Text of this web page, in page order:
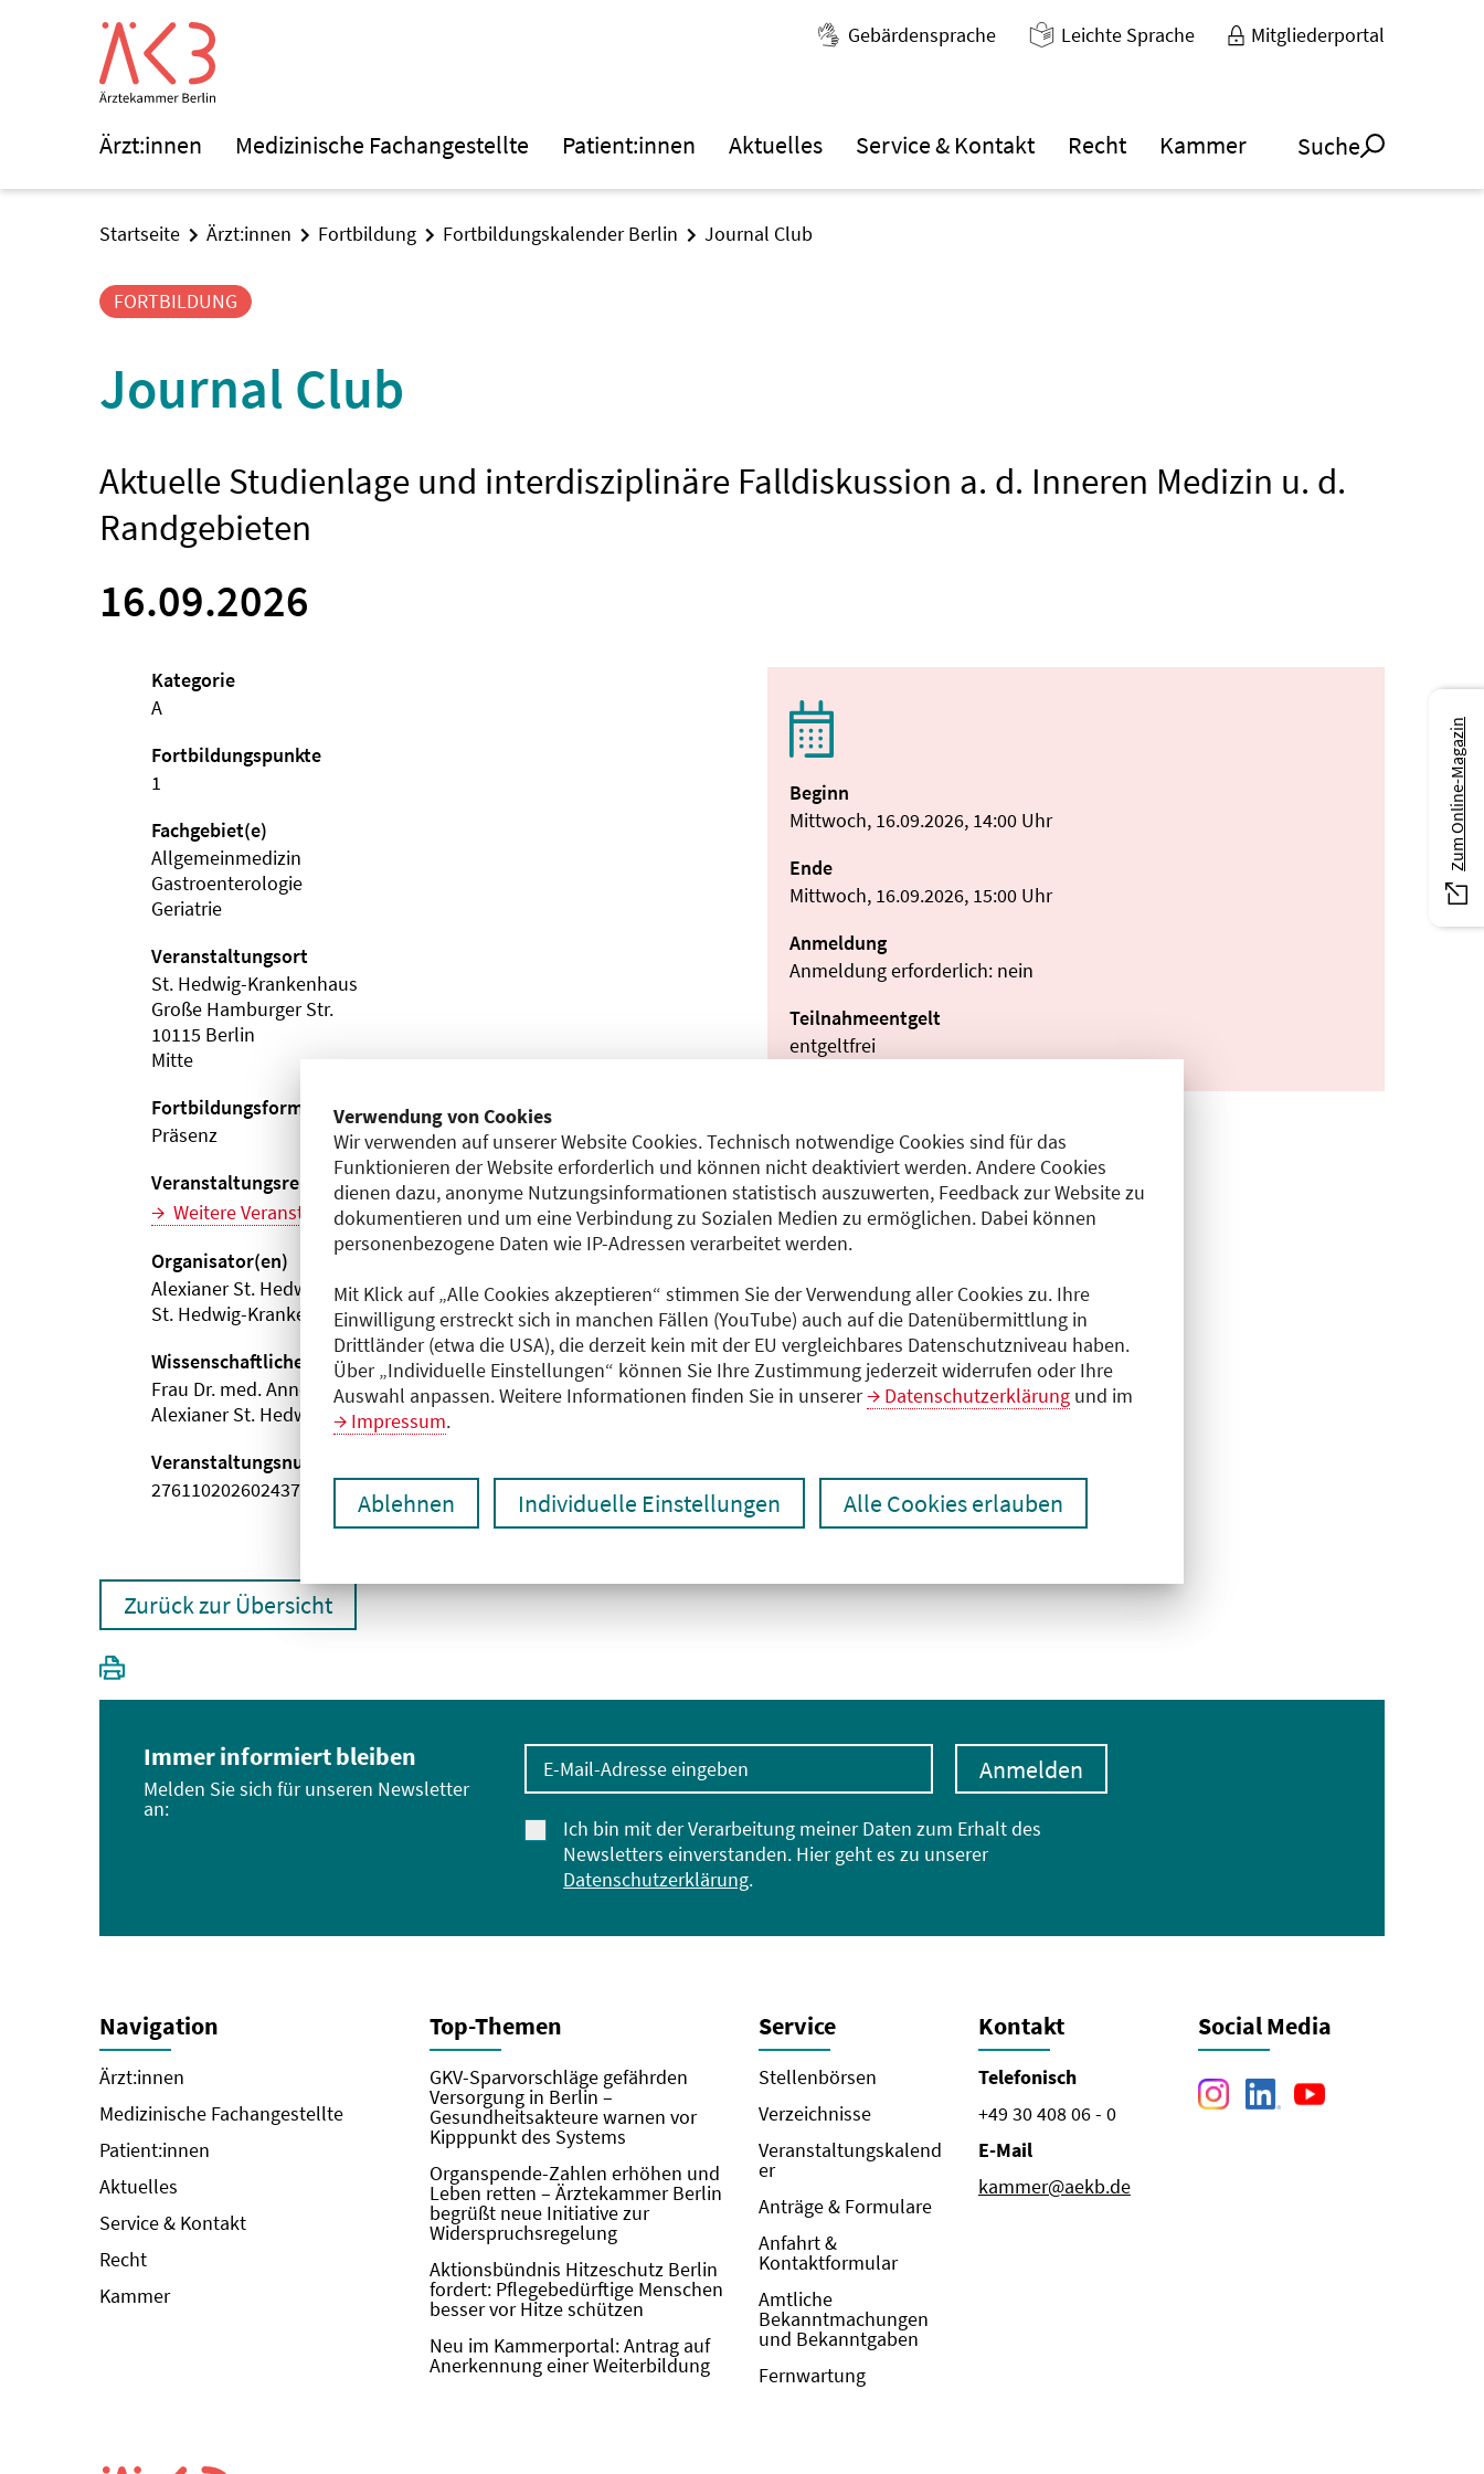
Verwendung von Cookies
Wir verwenden auf unserer Website Cookies. Technisch notwendige Cookies sind für das
Funktionieren der Website erforderlich und können nicht deaktiviert werden. Andere Cookies
dienen dazu, anonyme Nutzungsinformationen statistisch auszuwerten, Feedback zur Website zu
dokumentieren und um eine Verbindung zu Sozialen Medien zu ermöglichen. Dabei können
personenbezogene Daten wie IP-Adressen verarbeitet werden.
Mit Klick auf „Alle Cookies akzeptieren“ stimmen Sie der Verwendung aller Cookies zu. Ihre
Einwilligung erstreckt sich in manchen Fällen (YouTube) auch auf die Datenübermittlung in
Drittländer (etwa die USA), die derzeit kein mit der EU vergleichbares Datenschutzniveau haben.
Über „Individuelle Einstellungen“ können Sie Ihre Zustimmung jederzeit widerrufen oder Ihre
Auswahl anpassen. Weitere Informationen finden Sie in unserer
Datenschutzerklärung und im
Impressum.
Ablehnen Individuelle Einstellungen Alle Cookies erlauben
Gebärdensprache Leichte Sprache Mitgliederportal
Ärzt:innen Medizinische Fachangestellte Patient:innen Aktuelles Service & Kontakt Recht Kammer Suche
Startseite Ärzt:innen Fortbildung Fortbildungskalender Berlin Journal Club
FORTBILDUNG
Journal Club
Aktuelle Studienlage und interdisziplinäre Falldiskussion a. d. Inneren Medizin u. d.
Randgebieten
16.09.2026
Beginn
Mittwoch, 16.09.2026, 14:00 Uhr
Ende
Mittwoch, 16.09.2026, 15:00 Uhr
Anmeldung
Anmeldung erforderlich: nein
Teilnahmeentgelt
entgeltfrei
Dokumente
Programm (PDF)
Kategorie
A
Fortbildungspunkte
1
Fachgebiet(e)
Allgemeinmedizin
Gastroenterologie
Geriatrie
Veranstaltungsort
St. Hedwig-Krankenhaus
Große Hamburger Str.
10115 Berlin
Mitte
Fortbildungsformat
Präsenz
Veranstaltungsreihe
Weitere Veranstaltungen dieser Reihe (15)
Organisator(en)
Alexianer St. Hedwig Kliniken Berlin GmbH
St. Hedwig-Krankenhaus
Wissenschaftliche Leitung
Frau Dr. med. Anne Dörr
Alexianer St. Hedwig Kliniken Berlin GmbH
Veranstaltungsnummer
2761102026024370154
Zurück zur Übersicht
Immer informiert bleiben
Melden Sie sich für unseren Newsletter
an:
E-Mail-Adresse eingeben
Ich bin mit der Verarbeitung meiner Daten zum Erhalt des
Newsletters einverstanden. Hier geht es zu unserer
Datenschutzerklärung.
Anmelden
Navigation
Ärzt:innen
Medizinische Fachangestellte
Patient:innen
Aktuelles
Service & Kontakt
Recht
Kammer
Top-Themen
GKV-Sparvorschläge gefährden
Versorgung in Berlin –
Gesundheitsakteure warnen vor
Kipppunkt des Systems
Organspende-Zahlen erhöhen und
Leben retten – Ärztekammer Berlin
begrüßt neue Initiative zur
Widerspruchsregelung
Aktionsbündnis Hitzeschutz Berlin
fordert: Pflegebedürftige Menschen
besser vor Hitze schützen
Neu im Kammerportal: Antrag auf
Anerkennung einer Weiterbildung
Service
Stellenbörsen
Verzeichnisse
Veranstaltungskalend
er
Anträge & Formulare
Anfahrt &
Kontaktformular
Amtliche
Bekanntmachungen
und Bekanntgaben
Fernwartung
Kontakt
Telefonisch
+49 30 408 06 - 0
E-Mail
kammer@aekb.de
Social Media
Zum Online-Magazin